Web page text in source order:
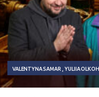
VALENTYNA SAMAR YULIIA